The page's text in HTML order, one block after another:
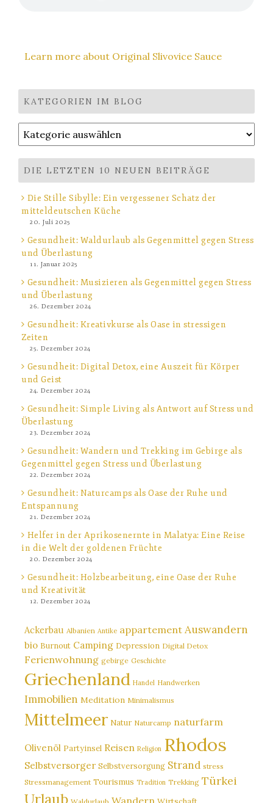
Learn more about Original Slivovice Sauce
KATEGORIEN IM BLOG
Kategorien
im
Blog
DIE LETZTEN 10 NEUEN BEITRÄGE
Die Stille Sibylle: Ein vergessener Schatz der
mitteldeutschen Küche
20. Juli 2025
Gesundheit: Waldurlaub als Gegenmittel gegen Stress
und Überlastung
11. Januar 2025
Gesundheit: Musizieren als Gegenmittel gegen Stress
und Überlastung
26. Dezember 2024
Gesundheit: Kreativkurse als Oase in stressigen
Zeiten
25. Dezember 2024
Gesundheit: Digital Detox, eine Auszeit für Körper
und Geist
24. Dezember 2024
Gesundheit: Simple Living als Antwort auf Stress und
Überlastung
23. Dezember 2024
Gesundheit: Wandern und Trekking im Gebirge als
Gegenmittel gegen Stress und Überlastung
22. Dezember 2024
Gesundheit: Naturcamps als Oase der Ruhe und
Entspannung
21. Dezember 2024
Helfer in der Aprikosenernte in Malatya: Eine Reise
in die Welt der goldenen Früchte
20. Dezember 2024
Gesundheit: Holzbearbeitung, eine Oase der Ruhe
und Kreativität
12. Dezember 2024
Ackerbau Albanien Antike appartement Auswandern
bio Burnout Camping Depression Digital Detox
Ferienwohnung gebirge Geschichte
Griechenland Handel Handwerken
Immobilien Meditation Minimalismus
Mittelmeer Natur Naturcamp naturfarm
Olivenöl Partyinsel Reisen Religion Rhodos
Selbstversorger Selbstversorgung Strand stress
Stressmanagement Tourismus Tradition Trekking Türkei
Urlaub